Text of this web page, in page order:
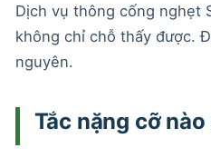
Dịch vụ thông cống nghẹt
không chỉ chỗ thấy được.
nguyên.
Tắc nặng cỡ